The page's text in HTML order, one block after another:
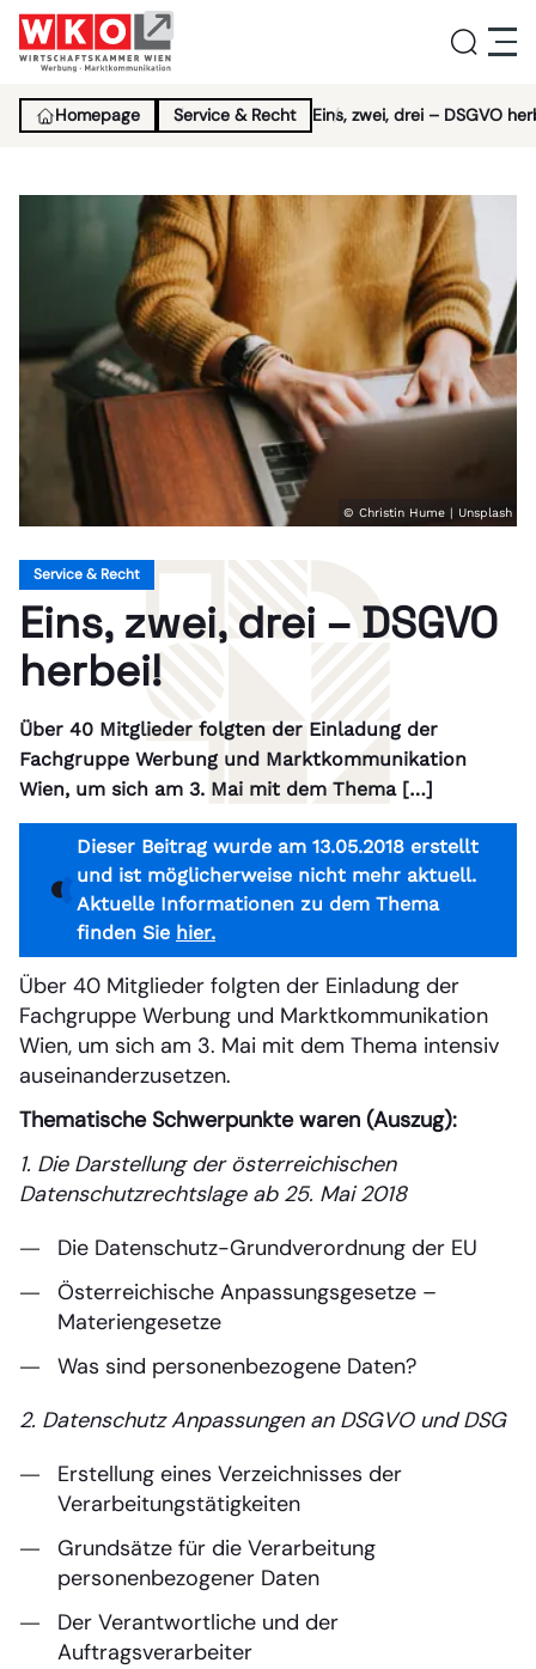
Aktivitäten
Über uns
Lehrlingsinitiative
News
Homepage Service & Recht Eins, zwei, drei – DSGVO
© Christin Hume | Unsplash
Service & Recht
Eins, zwei, drei – DSGVO
herbei!
Über 40 Mitglieder folgten der Einladung der
Fachgruppe Werbung und Marktkommunikation
Wien, um sich am 3. Mai mit dem Thema […]
Dieser Beitrag wurde am 13.05.2018 erstellt
und ist möglicherweise nicht mehr aktuell.
Aktuelle Informationen zu dem Thema
finden Sie hier.
Über 40 Mitglieder folgten der Einladung der
Fachgruppe Werbung und Marktkommunikation
Wien, um sich am 3. Mai mit dem Thema intensiv
auseinanderzusetzen.
Thematische Schwerpunkte waren (Auszug):
1. Die Darstellung der österreichischen
Datenschutzrechtslage ab 25. Mai 2018
Die Datenschutz-Grundverordnung der EU
Österreichische Anpassungsgesetze –
Materiengesetze
Was sind personenbezogene Daten?
2. Datenschutz Anpassungen an DSGVO und DSG
Erstellung eines Verzeichnisses der
Verarbeitungstätigkeiten
Grundsätze für die Verarbeitung
personenbezogener Daten
Der Verantwortliche und der
Auftragsverarbeiter